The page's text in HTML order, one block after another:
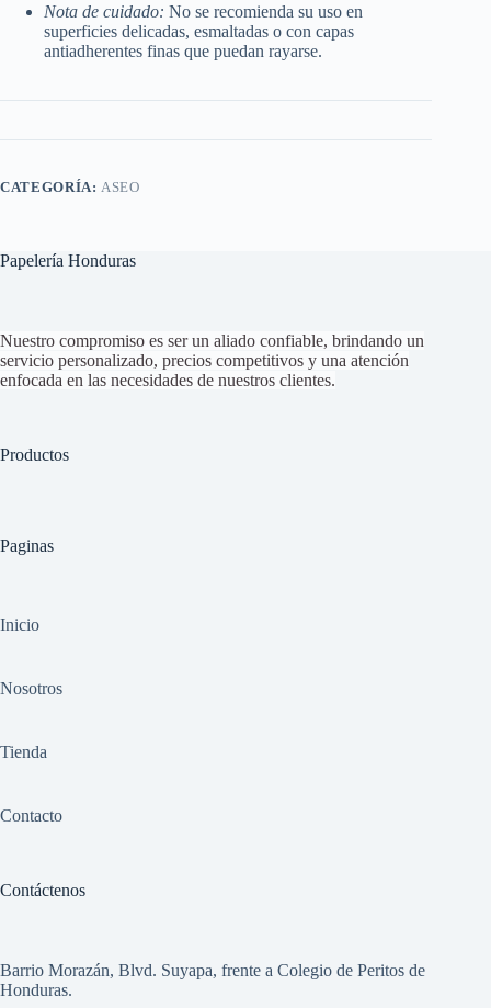
Nota de cuidado: No se recomienda su uso en
superficies delicadas, esmaltadas o con capas
antiadherentes finas que puedan rayarse.
CATEGORÍA: ASEO
Papelería Honduras
Nuestro compromiso es ser un aliado confiable, brindando un
servicio personalizado, precios competitivos y una atención
enfocada en las necesidades de nuestros clientes.
Productos
Paginas
Inicio
Nosotros
Tienda
Contacto
Contáctenos
Barrio Morazán, Blvd. Suyapa, frente a Colegio de Peritos de
Honduras.